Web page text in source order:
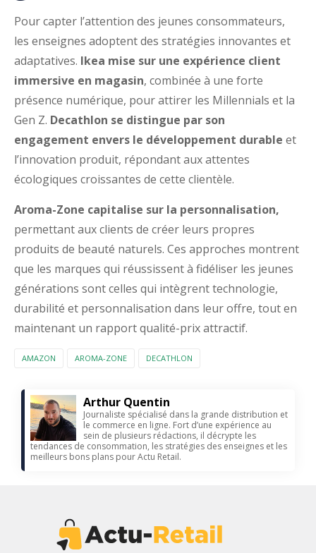
Pour capter l’attention des jeunes consommateurs,
les enseignes adoptent des stratégies innovantes et
adaptatives. Ikea mise sur une expérience client
immersive en magasin, combinée à une forte
présence numérique, pour attirer les Millennials et la
Gen Z. Decathlon se distingue par son
engagement envers le développement durable et
l’innovation produit, répondant aux attentes
écologiques croissantes de cette clientèle.
Aroma-Zone capitalise sur la personnalisation,
permettant aux clients de créer leurs propres
produits de beauté naturels. Ces approches montrent
que les marques qui réussissent à fidéliser les jeunes
générations sont celles qui intègrent technologie,
durabilité et personnalisation dans leur offre, tout en
maintenant un rapport qualité-prix attractif.
AMAZON AROMA-ZONE DECATHLON
Arthur Quentin
Journaliste spécialisé dans la grande distribution et
le commerce en ligne. Fort d’une expérience au
sein de plusieurs rédactions, il décrypte les
tendances de consommation, les stratégies des enseignes et les
meilleurs bons plans pour Actu Retail.